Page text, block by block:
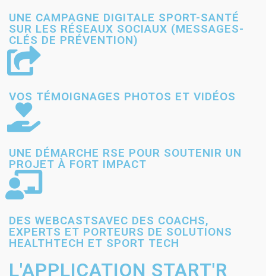
UNE CAMPAGNE DIGITALE SPORT-SANTÉ
SUR LES RÉSEAUX SOCIAUX (MESSAGES-
CLÉS DE PRÉVENTION)
VOS TÉMOIGNAGES PHOTOS ET VIDÉOS
UNE DÉMARCHE RSE POUR SOUTENIR UN
PROJET À FORT IMPACT
DES WEBCASTSAVEC DES COACHS,
EXPERTS ET PORTEURS DE SOLUTIONS
HEALTHTECH ET SPORT TECH
L'APPLICATION START'R